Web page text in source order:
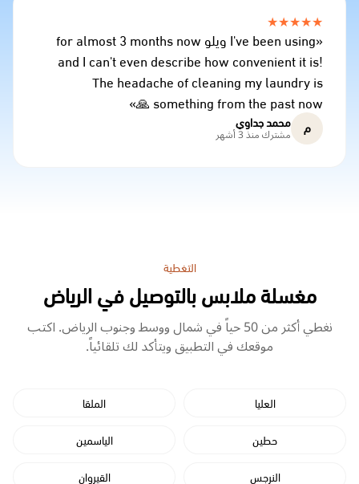
★★★★★
«I've been using ويلو for almost 3 months now
and I can't even describe how convenient it is!
The headache of cleaning my laundry is
something from the past now 🙏»
م محمد جداوي
مشترك منذ 3 أشهر
التغطية
مغسلة ملابس بالتوصيل في الرياض
نغطي أكثر من 50 حياً في شمال ووسط وجنوب الرياض. اكتب
موقعك في التطبيق ويتأكد لك تلقائياً.
العليا
الملقا
حطين
الياسمين
النرجس
القيروان